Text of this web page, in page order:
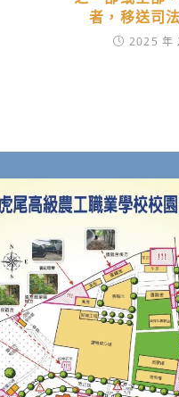
者，移送司
2025 年